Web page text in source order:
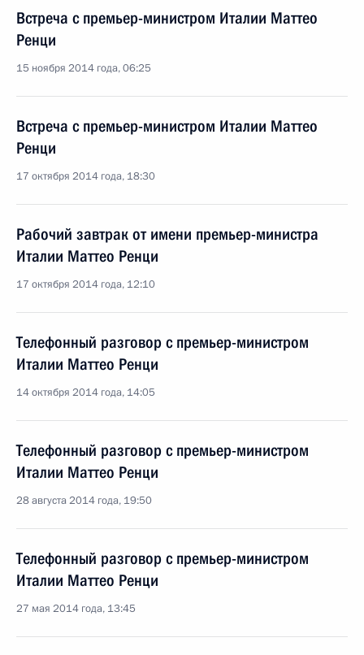
Встреча с премьер-министром Италии Маттео
Ренци
15 ноября 2014 года, 06:25
Встреча с премьер-министром Италии Маттео
Ренци
17 октября 2014 года, 18:30
Рабочий завтрак от имени премьер-министра
Италии Маттео Ренци
17 октября 2014 года, 12:10
Телефонный разговор с премьер-министром
Италии Маттео Ренци
14 октября 2014 года, 14:05
Телефонный разговор с премьер-министром
Италии Маттео Ренци
28 августа 2014 года, 19:50
Телефонный разговор с премьер-министром
Италии Маттео Ренци
27 мая 2014 года, 13:45